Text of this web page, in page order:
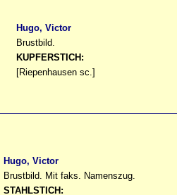
Hugo, Victor
Brustbild.
KUPFERSTICH:
[Riepenhausen sc.]
Hugo, Victor
Brustbild. Mit faks. Namenszug.
STAHLSTICH: